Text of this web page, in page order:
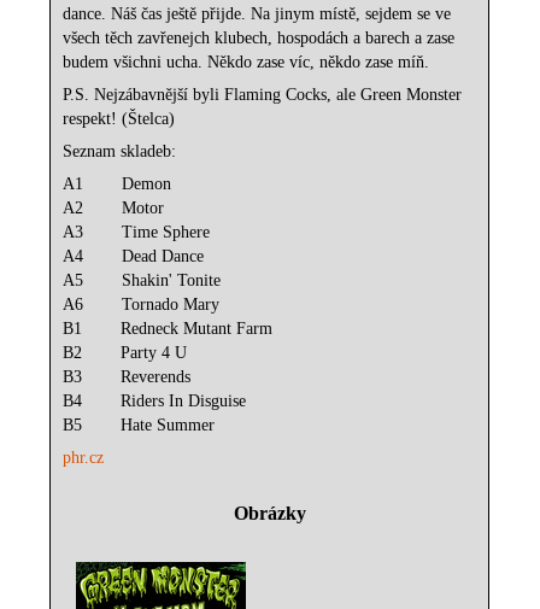
dance. Náš čas ještě přijde. Na jinym místě, sejdem se ve
všech těch zavřenejch klubech, hospodách a barech a zase
budem všichni ucha. Někdo zase víc, někdo zase míň.
P.S. Nejzábavnější byli Flaming Cocks, ale Green Monster
respekt! (Štelca)
Seznam skladeb:
A1 Demon
A2 Motor
A3 Time Sphere
A4 Dead Dance
A5 Shakin' Tonite
A6 Tornado Mary
B1 Redneck Mutant Farm
B2 Party 4 U
B3 Reverends
B4 Riders In Disguise
B5 Hate Summer
phr.cz
Obrázky